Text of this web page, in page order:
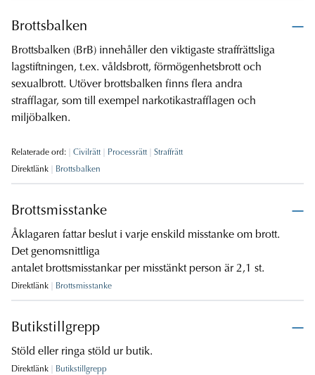
Brottsbalken
Brottsbalken (BrB) innehåller den viktigaste straffrättsliga
lagstiftningen, t.ex. våldsbrott, förmögenhetsbrott och
sexualbrott. Utöver brottsbalken finns flera andra
strafflagar, som till exempel narkotikastrafflagen och
miljöbalken.
Relaterade ord: Civilrätt Processrätt
Straffrätt
Direktlänk
Brottsbalken
Brottsmisstanke
Åklagaren fattar beslut i varje enskild misstanke om brott.
Det genomsnittliga
antalet brottsmisstankar per misstänkt person är 2,1 st.
Direktlänk Brottsmisstanke
Butikstillgrepp
Stöld eller ringa stöld ur butik.
Direktlänk Butikstillgrepp